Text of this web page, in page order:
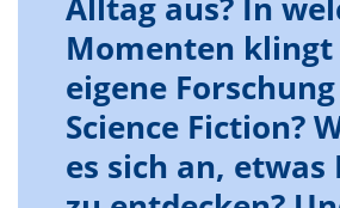
Alltag aus? In
Momenten klingt
eigene
Science Fiction?
es sich an, etwas